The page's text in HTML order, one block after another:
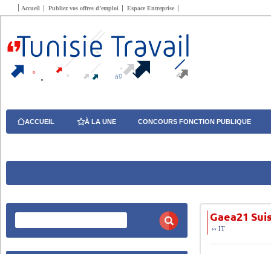
Accueil Publiez vos offres d’emploi Espace Entreprise
ACCUEIL À LA UNE CONCOURS FONCTION PUBLIQUE
Gaea21
››IT